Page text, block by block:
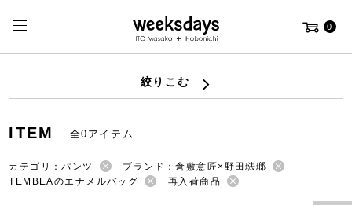
0
絞りこむ
ITEM 全0アイテム
カテゴリ：パンツ
ブランド：倉敷意匠×野田琺瑯
TEMBEAのエナメルバッグ
再入荷商品